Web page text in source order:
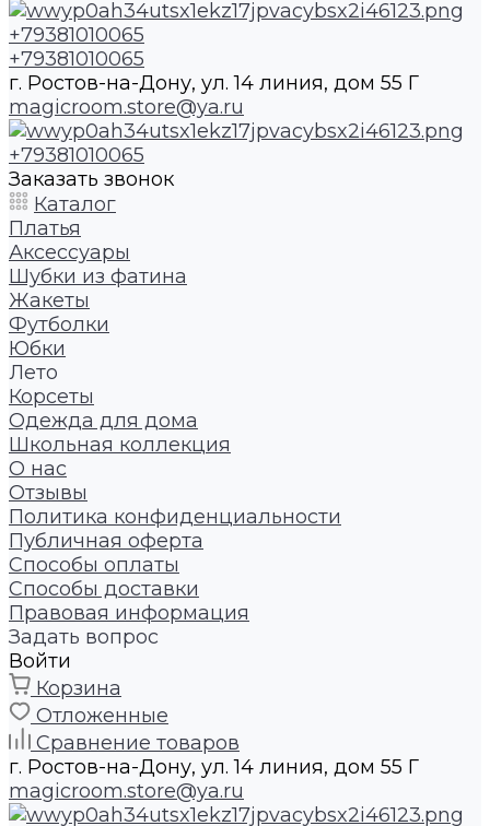
+79381010065
+79381010065
г. Ростов-на-Дону, ул. 14 линия, дом 55 Г
magicroom.store@ya.ru
+79381010065
Заказать звонок
Каталог
Платья
Аксессуары
Шубки из фатина
Жакеты
Футболки
Юбки
Лето
Корсеты
Одежда для дома
Школьная коллекция
О нас
Отзывы
Политика конфиденциальности
Публичная оферта
Способы оплаты
Способы доставки
Правовая информация
Задать вопрос
Войти
Корзина
Отложенные
Сравнение товаров
г. Ростов-на-Дону, ул. 14 линия, дом 55 Г
magicroom.store@ya.ru